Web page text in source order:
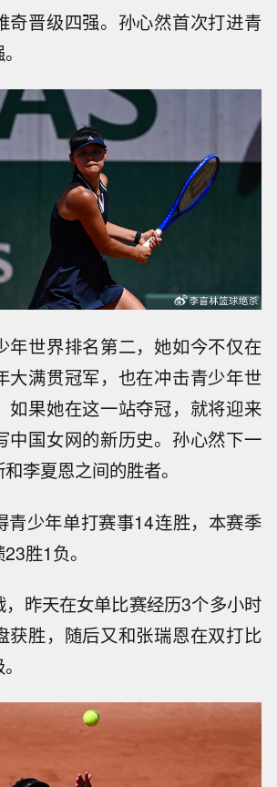
奇晋级四强。孙心然首次打进青
年世界排名第二，她如今不仅在
大满贯冠军，也在冲击青少年世
如果她在这一站夺冠，就将迎来
中国女网的新历史。孙心然下一
李夏恩之间的胜者。
青少年单打赛事14连胜，本赛季
胜1负。
，昨天在女单比赛经历3个多小时
获胜，随后又和张瑞恩在双打比